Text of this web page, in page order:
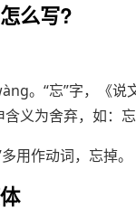
么写?
。“忘”字，《说
义为舍弃，如：忘
用作动词，忘掉。